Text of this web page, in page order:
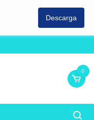
Descarga
0